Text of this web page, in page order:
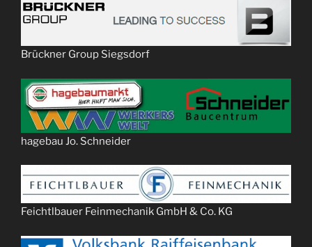
Brückner Group Siegsdorf
hagebau Jo. Schneider
Feichtlbauer Feinmechanik GmbH & Co. KG